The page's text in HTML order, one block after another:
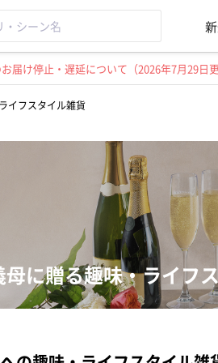
け停止・遅延について（2026年7月29日更
イフスタイル雑貨
母に贈る趣味・ライフ